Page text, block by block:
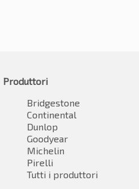
Produttori
Bridgestone
Continental
Dunlop
Goodyear
Michelin
Pirelli
Tutti i produttori